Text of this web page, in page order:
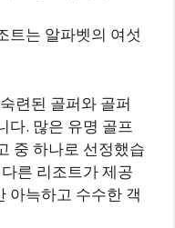
트는 알파벳의 여섯
련된 골퍼와 골퍼
다. 많은 유명 골프
중 하나로 선정했습
른 리조트가 제공
아늑하고 수수한 객